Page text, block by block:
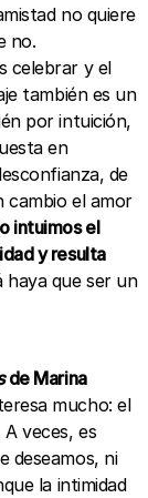
no quiere
no.
celebrar y el
también es un
por intuición,
en
de
cambio el amor
intuimos el
y resulta
haya que ser un
de Marina
mucho: el
veces, es
deseamos, ni
la intimidad